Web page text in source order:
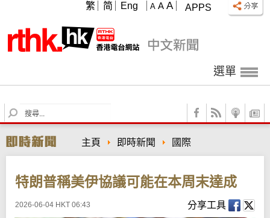
APPS
A A A
繁 简 Eng
選單
S
e
r
c
主頁 即時新聞 國際
特朗普稱美伊協議可能在本周末達成
2026-06-04 HKT 06:43 分享工具